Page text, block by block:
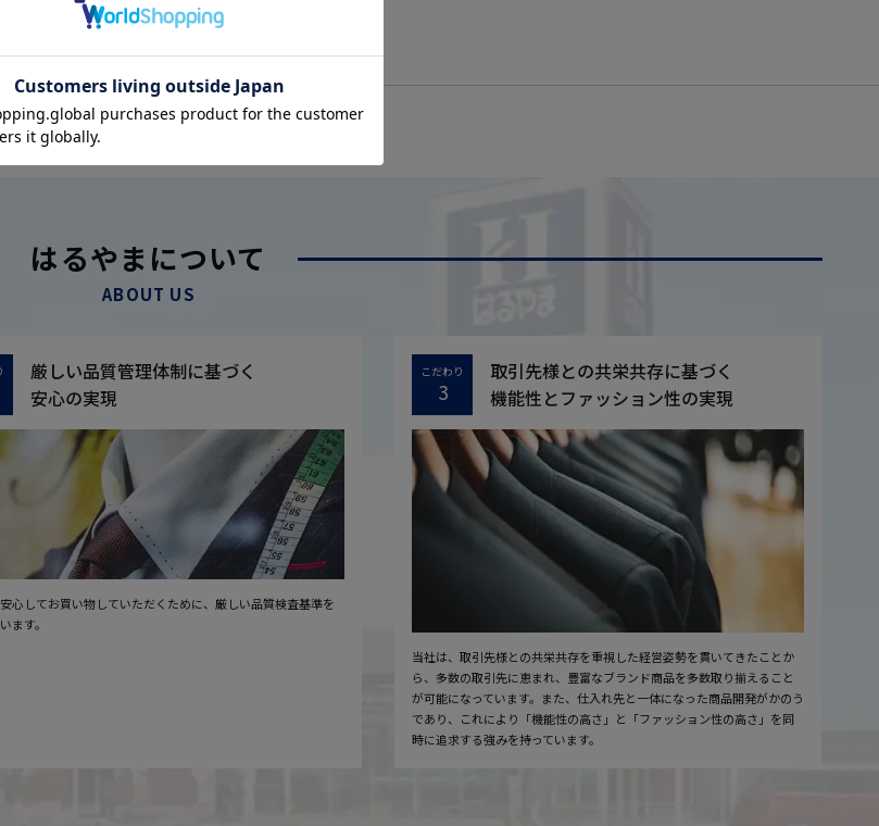
SNS
はるやまについて
ABOUT US
厳しい品質管理体制に基づく
安心の実現
心してお買い物していただくために、厳しい品質検査基準を
ます。
こだわり
3
取引先様との共栄共存に基づく
機能性とファッション性の実現
当社は、取引先様との共栄共存を重視した経営姿勢を貫いてきたことか
ら、多数の取引先に恵まれ、豊富なブランド商品を多数取り揃えること
が可能になっています。また、仕入れ先と一体になった商品開発がかのう
であり、これにより「機能性の高さ」と「ファッション性の高さ」を同
時に追求する強みを持っています。